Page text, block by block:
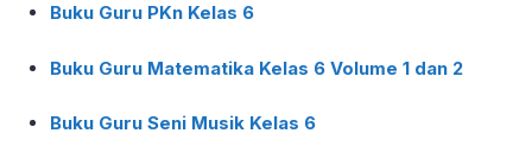
Buku Guru PKn Kelas 6
Buku Guru Matematika Kelas 6 Volume 1 dan 2
Buku Guru Seni Musik Kelas 6